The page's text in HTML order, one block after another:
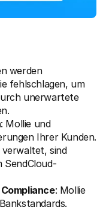
werden
fehlschlagen, um
unerwartete
: Mollie und
Ihrer Kunden.
verwaltet, sind
SendCloud-
: Mollie